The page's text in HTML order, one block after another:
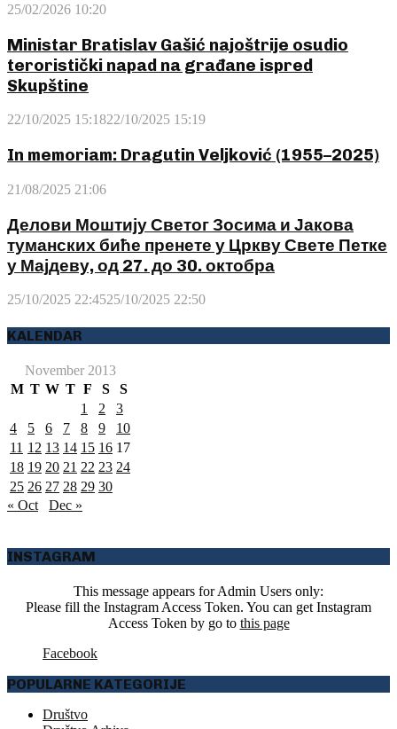
25/02/2026 10:20
Ministar Bratislav Gašić najoštrije osudio
teroristički napad na građane ispred
Skupštine
22/10/2025 15:1822/10/2025 15:19
In memoriam: Dragutin Veljković (1955–2025)
21/08/2025 21:06
Делови Моштију Светог Зосима и Јакова
туманских биће пренете у Цркву Свете Петке
у Мајдеву, од 27. до 30. октобра
25/10/2025 22:4525/10/2025 22:50
KALENDAR
November 2013
M T W T F S
S
1
2
3
4
5 6 7 8 9
10
11 12 13 14 15 16 17
18 19 20 21 22 23 24
25 26 27 28 29 30
« Oct
Dec »
INSTAGRAM
This message appears for Admin Users only:
Please fill the Instagram Access Token. You can get Instagram
Access Token by go to this page
Facebook
POPULARNE KATEGORIJE
Društvo